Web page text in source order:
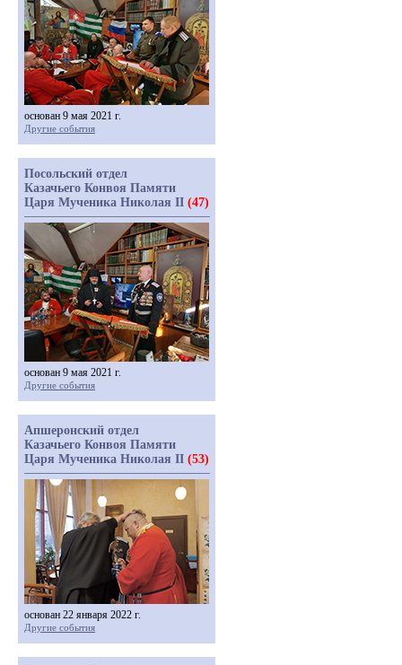
основан 9 мая 2021 г.
Другие события
Посольский отдел
Казачьего Конвоя Памяти
Царя Мученика Николая II (47)
основан 9 мая 2021 г.
Другие события
Апшеронский отдел
Казачьего Конвоя Памяти
Царя Мученика Николая II (53)
основан 22 января 2022 г.
Другие события